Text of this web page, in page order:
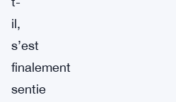
il,
s’est
finalement
sentie